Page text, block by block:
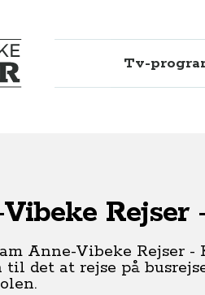
Tv-
Rejser
Anne-Vibeke Rejser
det at rejse på